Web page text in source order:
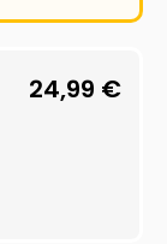
24,99 €